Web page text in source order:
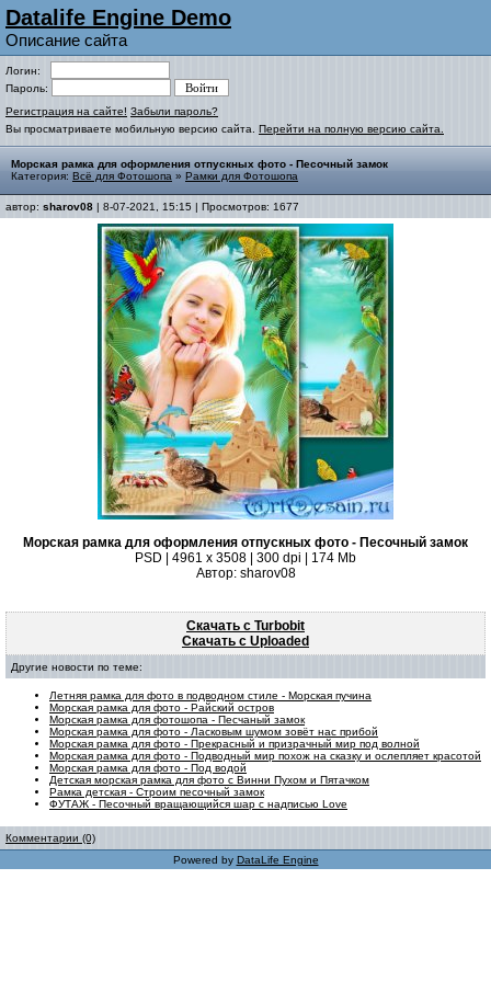
Datalife Engine Demo
Описание сайта
Логин:
Пароль:
Регистрация на сайте! Забыли пароль?
Вы просматриваете мобильную версию сайта. Перейти на полную версию сайта.
Морская рамка для оформления отпускных фото - Песочный замок
Категория: Всё для Фотошопа » Рамки для Фотошопа
автор: sharov08 | 8-07-2021, 15:15 | Просмотров: 1677
Морская рамка для оформления отпускных фото - Песочный замок
PSD | 4961 х 3508 | 300 dpi | 174 Mb
Автор: sharov08
Скачать с Turbobit
Скачать с Uploaded
Другие новости по теме:
Летняя рамка для фото в подводном стиле - Морская пучина
Морская рамка для фото - Райский остров
Морская рамка для фотошопа - Песчаный замок
Морская рамка для фото - Ласковым шумом зовёт нас прибой
Морская рамка для фото - Прекрасный и призрачный мир под волной
Морская рамка для фото - Подводный мир похож на сказку и ослепляет красотой
Морская рамка для фото - Под водой
Детская морская рамка для фото с Винни Пухом и Пятачком
Рамка детская - Строим песочный замок
ФУТАЖ - Песочный вращающийся шар с надписью Love
Комментарии (0)
Powered by DataLife Engine